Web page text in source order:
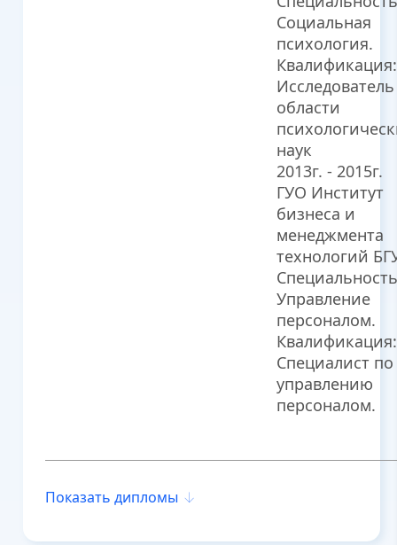
Социальная
психология.
Квалификация:
области
наук
2013г. - 2015г.
ГУО Институт
бизнеса и
менеджмента
технологий
Управление
персоналом.
Квалификация:
Специалист по
управлению
персоналом.
Показать дипломы